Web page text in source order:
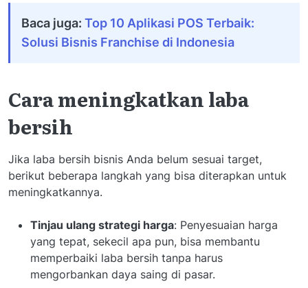
Baca juga: Top 10 Aplikasi POS Terbaik:
Solusi Bisnis Franchise di Indonesia
Cara meningkatkan laba
bersih
Jika laba bersih bisnis Anda belum sesuai target,
berikut beberapa langkah yang bisa diterapkan untuk
meningkatkannya.
Tinjau ulang strategi harga: Penyesuaian harga
yang tepat, sekecil apa pun, bisa membantu
memperbaiki laba bersih tanpa harus
mengorbankan daya saing di pasar.